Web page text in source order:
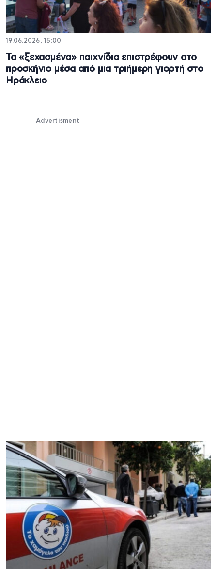
19.06.2026, 15:00
Τα «ξεχασμένα» παιχνίδια επιστρέφουν στο
προσκήνιο μέσα από μια τριήμερη γιορτή στο
Ηράκλειο
Advertisment